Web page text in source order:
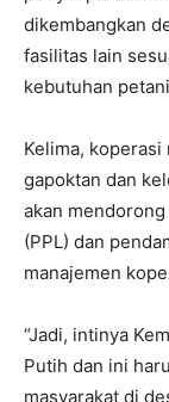
dikembangkan
fasilitas lain
kebutuhan
Kelima,
gapoktan dan
akan
(PPL) dan
manajemen
“Jadi, intinya
Putih dan ini
masyarakat di